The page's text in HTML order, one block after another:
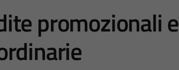
promozionali e